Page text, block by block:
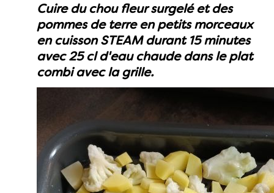
Cuire du chou fleur surgelé et des
pommes de terre en petits morceaux
en cuisson STEAM durant 15 minutes
avec 25 cl d'eau chaude dans le plat
combi avec la grille.